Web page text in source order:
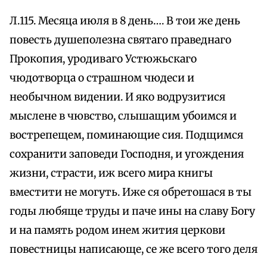
Л.115. Месяца июля в 8 день…. В тои же день
повесть душеполезна святаго праведнаго
Прокопия, уродиваго Устюжьскаго
чюдотворца о страшном чюдеси и
необычном видении. И яко водрузитися
мыслене в чювство, слышащим убоимся и
вострепещем, поминающие сия. Подщимся
сохранити заповеди Господня, и угождения
жизни, страсти, иж всего мира книгы
вместити не могуть. Иже ся обретошася в ты
годы любяще труды и паче ины на славу Богу
и на память родом инем жития церкови
повестницы написающе, се же всего того деля